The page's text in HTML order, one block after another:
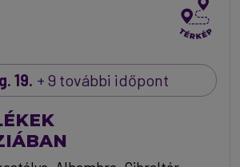
19. + 9 további időpont